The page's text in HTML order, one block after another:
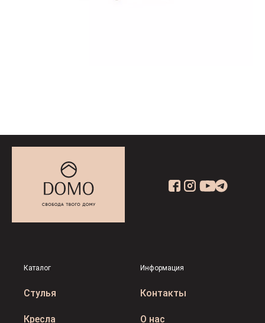
Каталог
Стулья
Кресла
Информация
Контакты
О нас